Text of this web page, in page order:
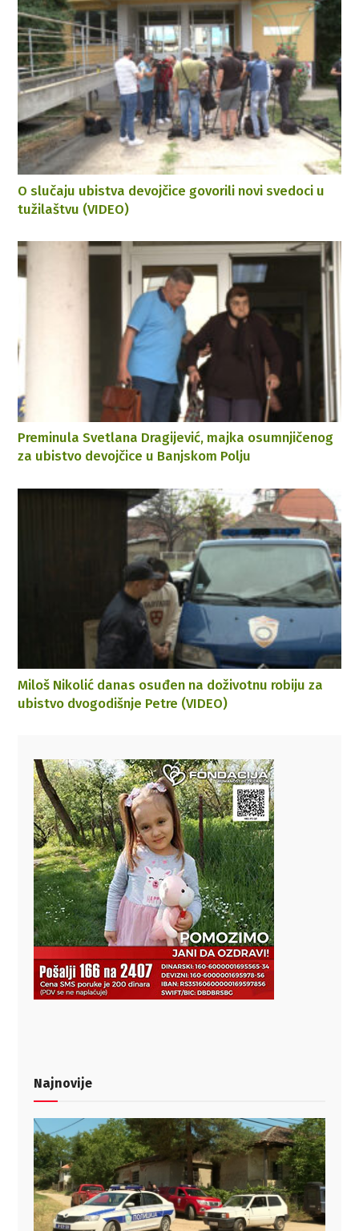
O slučaju ubistva devojčice govorili novi svedoci u
tužilaštvu (VIDEO)
Preminula Svetlana Dragijević, majka osumnjičenog
za ubistvo devojčice u Banjskom Polju
Miloš Nikolić danas osuđen na doživotnu robiju za
ubistvo dvogodišnje Petre (VIDEO)
Najnovije